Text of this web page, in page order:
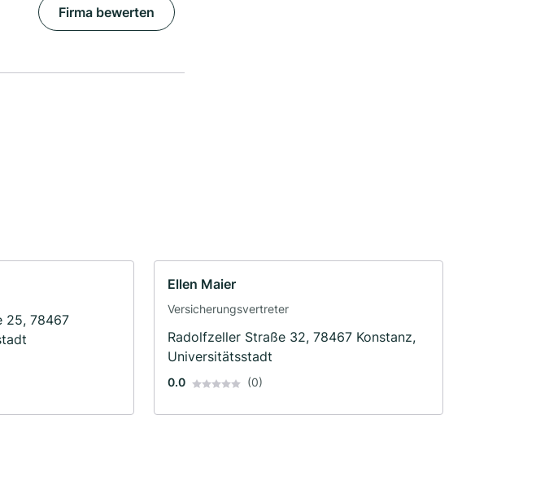
Firma bewerten
25, 78467
Ellen Maier
Versicherungsvertreter
Radolfzeller Straße 32, 78467 Konstanz,
Universitätsstadt
0.0 (0)